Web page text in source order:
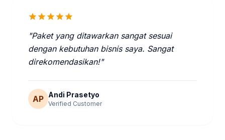
starstarstarstarstar
"Paket yang ditawarkan sangat sesuai
dengan kebutuhan bisnis saya. Sangat
direkomendasikan!"
AP Andi Prasetyo
Verified Customer